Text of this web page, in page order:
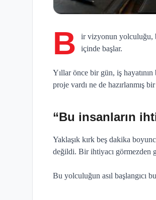
B
ir vizyonun yolculuğu,
içinde başlar.
Yıllar önce bir gün, iş
proje vardı ne de hazırlanmış
“Bu insanların
Yaklaşık kırk beş dakika
değildi. Bir ihtiyacı görmezden
Bu yolculuğun asıl başlangıcı